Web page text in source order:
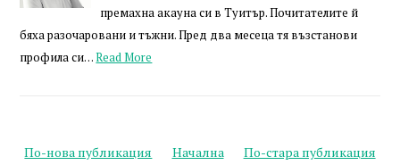
премахна акауна си в Туитър. Почитателите й
бяха разочаровани и тъжни. Пред два месеца тя възстанови
профила си…Read More
По-нова публикация По-стара публикация
Начална